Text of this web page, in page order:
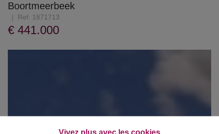
Boortmeerbeek
Ref: 1871713
€ 441.000